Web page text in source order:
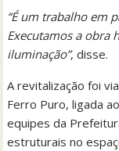
“É um trabalho em
Executamos a obra
iluminação”, disse.
A revitalização foi
Ferro Puro, ligada
equipes da
estruturais no